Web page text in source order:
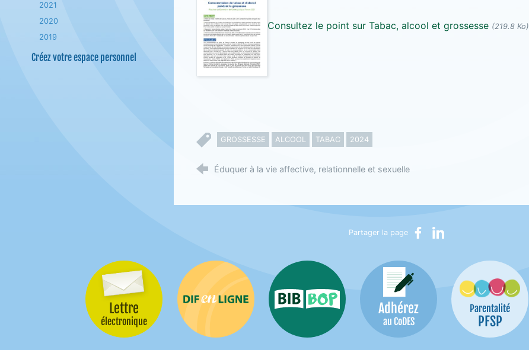
2021
2020
2019
Créez votre espace personnel
Consultez le point sur Tabac, alcool et grossesse (219.8 Ko)
GROSSESSE ALCOOL TABAC 2024
Éduquer à la vie affective, relationnelle et sexuelle
Partager la page Partager sur Facebook
Partager sur LinkedIn
Lettre
électronique
Difenligne Bib-Bop Adhérez
au CoDES
Parentalité
PFSP